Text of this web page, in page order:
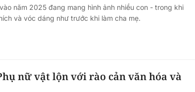
năm 2025 đang mang hình ảnh nhiều con - trong khi
và vóc dáng như trước khi làm cha mẹ.
nữ vật lộn với rào cản văn hóa và